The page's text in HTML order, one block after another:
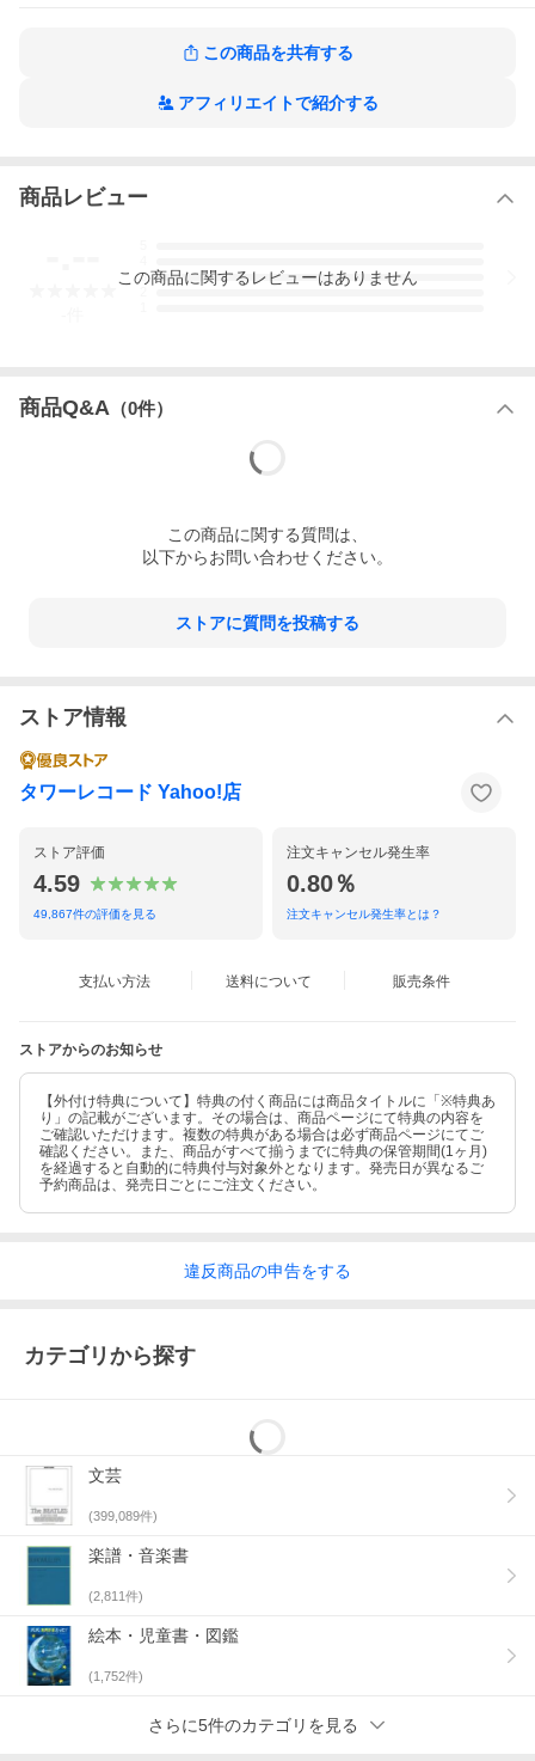
この商品を共有する
アフィリエイトで紹介する
商品レビュー
3
この商品に関するレビューはありません
商品Q&A （0件）
この商品に関する質問は、
以下からお問い合わせください。
ストアに質問を投稿する
ストア情報
タワーレコード Yahoo!店
ストア評価
4.59
49,867件の評価を見る
注文キャンセル発生率
0.80％
注文キャンセル発生率とは？
支払い方法 送料について 販売条件
ストアからのお知らせ
【外付け特典について】特典の付く商品には商品タイトルに「※特典あ
り」の記載がございます。その場合は、商品ページにて特典の内容を
ご確認いただけます。複数の特典がある場合は必ず商品ページにてご
確認ください。また、商品がすべて揃うまでに特典の保管期間(1ヶ月)
を経過すると自動的に特典付与対象外となります。発売日が異なるご
予約商品は、発売日ごとにご注文ください。
違反商品の申告をする
カテゴリから探す
文芸
(399,089件)
楽譜・音楽書
(2,811件)
絵本・児童書・図鑑
(1,752件)
さらに5件のカテゴリを見る